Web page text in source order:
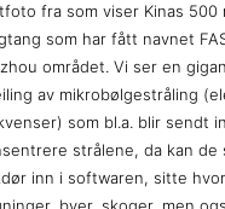
fra som viser Kinas
som har fått navnet
området. Vi ser en
av mikrobølgestråling
som bl.a. blir sendt
strålene, da kan de
inn i softwaren, sitte